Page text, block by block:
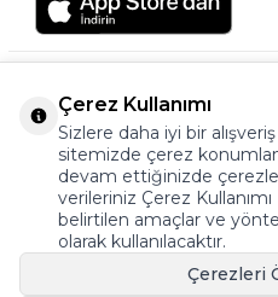
©2026 Tüm
Çerez Kullanımı
Sizlere daha iyi bir
sitemizde çerez
devam ettiğinizde
verileriniz Çerez
belirtilen amaçlar ve
olarak kullanılacaktır.
Çerezleri